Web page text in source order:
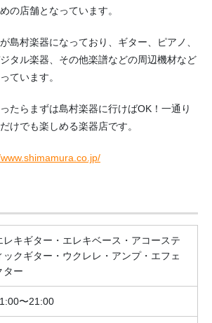
の店舗となっています。
島村楽器になっており、ギター、ピアノ、
タル楽器、その他楽譜などの周辺機材など
ています。
たらまずは島村楽器に行けばOK！一通り
けでも楽しめる楽器店です。
レキギター・エレキベース・アコーステ
ックギター・ウクレレ・アンプ・エフェ
ター
〜21:00